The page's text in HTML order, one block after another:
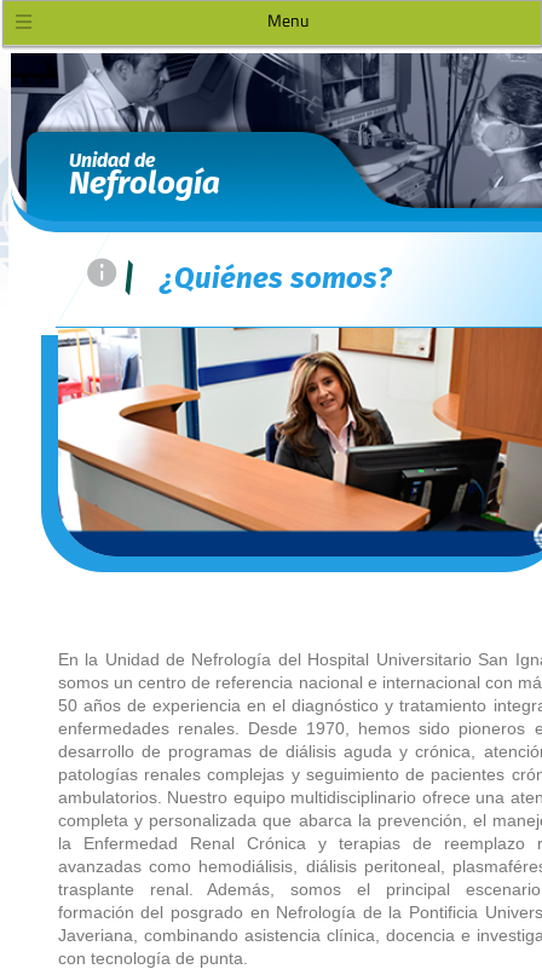
Menu
Unidad de
Nefrología
= | ¿Quiénes somos?
En la Unidad de Nefrología del Hospital Universitario San
somos un centro de referencia nacional e internacional con
50 años de experiencia en el diagnóstico y tratamiento
enfermedades renales. Desde 1970, hemos sido pioneros
desarrollo de programas de diálisis aguda y crónica,
patologías renales complejas y seguimiento de pacientes
ambulatorios. Nuestro equipo multidisciplinario ofrece una
completa y personalizada que abarca la prevención, el
la Enfermedad Renal Crónica y terapias de reemplazo
avanzadas como hemodiálisis, diálisis peritoneal,
trasplante renal. Además, somos el principal
formación del posgrado en Nefrología de la Pontificia
Javeriana, combinando asistencia clínica, docencia e
con tecnología de punta.